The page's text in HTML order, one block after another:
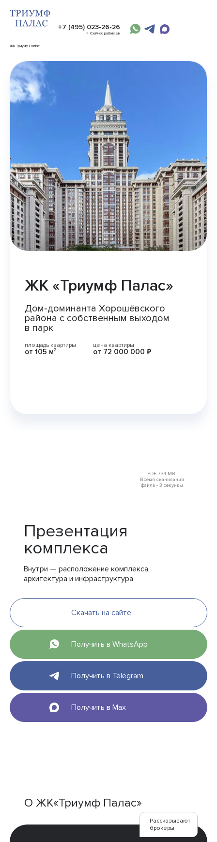
ЖК Триумф Палас
+7 (495) 023-26-26
Сейчас работаем
ЖК «Триумф Палас»
Дом‑доминанта Хорошёвского
района с собственным выходом
в парк
площадь квартиры
от 105 м²
цена квартиры
от 72 000 000 ₽
PDF 7.34 MB.
Время скачивания
файла - 3 секунды
Презентация
комплекса
Внутри — расположение комплекса,
архитектура и инфраструктура
Скачать на сайте
Получить в WhatsApp
Получить в Telegram
Получить в Max
О ЖК«Триумф Палас»
Рассказывают
брокеры